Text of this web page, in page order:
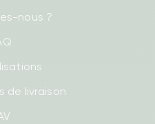
nous ?
de livraison